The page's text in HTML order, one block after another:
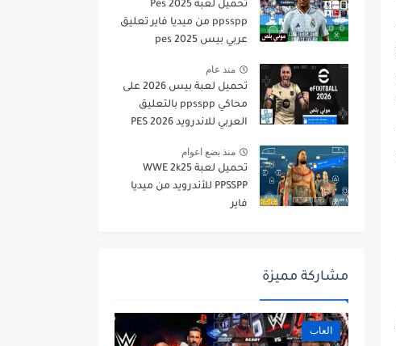
تحميل لعبة Pes 2025
ppsspp من ميديا فاير تعليق
عربي بيس pes 2025
منذ عام
تحميل لعبة بيس 2026 على
محاكي ppsspp بالتعليق
العربي للاندرويد PES 2026
صغير من ميديا فاير
منذ بضع اعوام
تحميل لعبة WWE 2k25
PPSSPP للأندرويد من ميديا
فاير
مشاركة مميزة
العاب